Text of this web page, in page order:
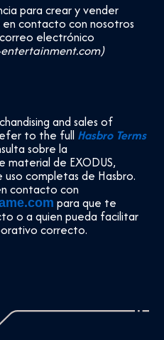
para crear y vender
contacto con nosotros
electrónico
and sales of
to the full Hasbro Terms
sobre la
material de EXODUS,
uso completas de Hasbro.
contacto con
para que te
o a quien pueda facilitar
correcto.